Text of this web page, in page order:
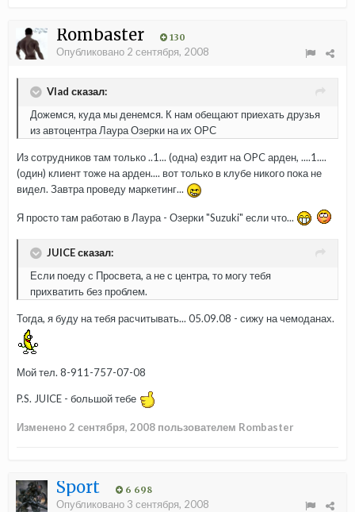
Rombaster 130
Опубликовано 2 сентября, 2008
Vlad сказал:
Дожемся, куда мы денемся. К нам обещают приехать друзья
из автоцентра Лаура Озерки на их ОРС
Из сотрудников там только ..1... (одна) ездит на OPC арден, ....1....
(один) клиент тоже на арден.... вот только в клубе никого пока не
видел. Завтра проведу маркетинг...
Я просто там работаю в Лаура - Озерки "Suzuki" если что...
JUICE сказал:
Если поеду с Просвета, а не с центра, то могу тебя
прихватить без проблем.
Тогда, я буду на тебя расчитывать... 05.09.08 - сижу на чемоданах.
Мой тел. 8-911-757-07-08
P.S. JUICE - большой тебе
Изменено2 сентября, 2008 пользователем Rombaster
Sport 6 698
Опубликовано 3 сентября, 2008